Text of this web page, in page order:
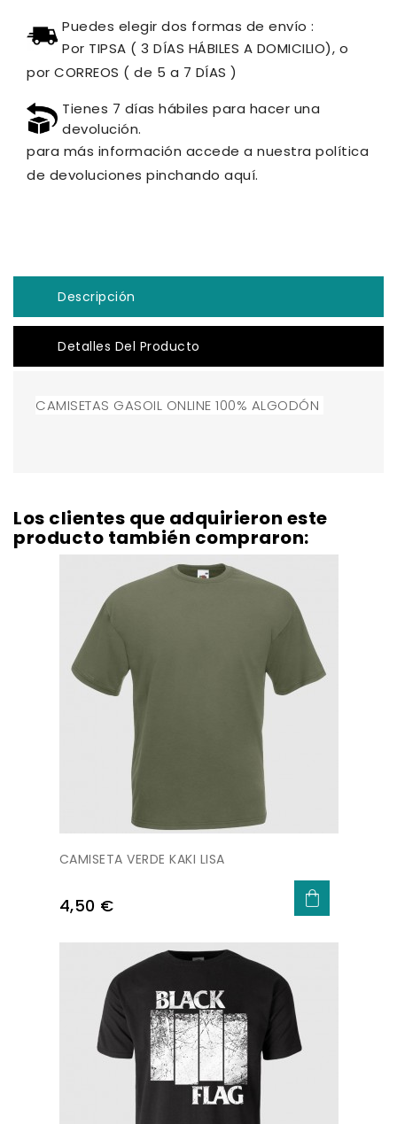
Puedes elegir dos formas de envío :
Por TIPSA ( 3 DÍAS HÁBILES A DOMICILIO), o
por CORREOS ( de 5 a 7 DÍAS )
Tienes 7 días hábiles para hacer una
devolución.
para más información accede a nuestra política
de devoluciones pinchando aquí.
Descripción
Detalles Del Producto
CAMISETAS GASOIL ONLINE 100% ALGODÓN
Los clientes que adquirieron este
producto también compraron:
CAMISETA VERDE KAKI LISA
Precio
4,50 €